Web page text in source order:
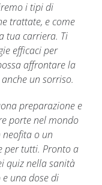
i tipi di
trattate, e come
tua carriera. Ti
efficaci per
affrontare la
un sorriso.
preparazione e
porte nel mondo
o un
per tutti. Pronto a
quiz nella sanità
una dose di